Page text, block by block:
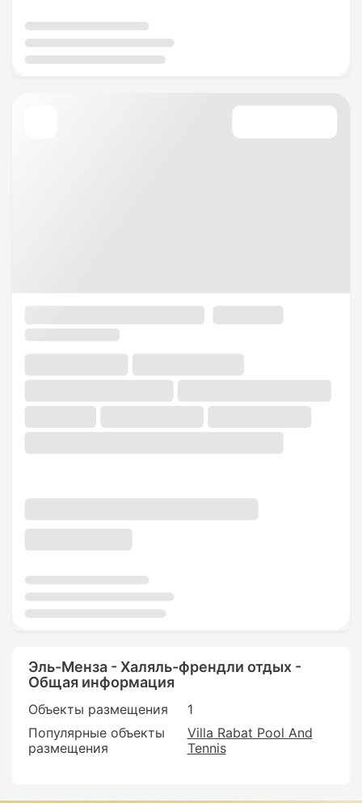
Эль-Менза - Халяль-френдли отдых -
Общая информация
Объекты размещения
1
Популярные объекты
размещения
Villa Rabat Pool And
Tennis